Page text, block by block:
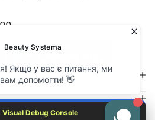
Debug Console